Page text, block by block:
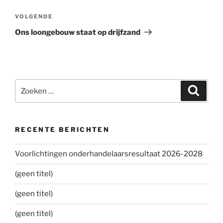
Volgend
bericht
VOLGENDE
Ons loongebouw staat op drijfzand
naar:
RECENTE BERICHTEN
Voorlichtingen onderhandelaarsresultaat 2026-2028
(geen titel)
(geen titel)
(geen titel)